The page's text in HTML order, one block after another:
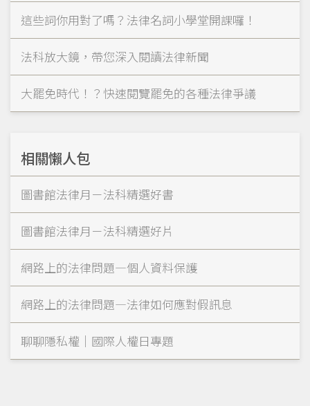
這些詞你用對了嗎？法律名詞小學堂開課囉！
法科放大鏡，帶您深入閱讀法律新聞
大罷免時代！？快速閱覽罷免的各種法律爭議
相關懶人包
圖書館法律月－法科精選好書
圖書館法律月－法科精選好片
網路上的法律問題—個人資料保護
網路上的法律問題—法律如何應對假訊息
聊聊隱私權｜國際人權日專題